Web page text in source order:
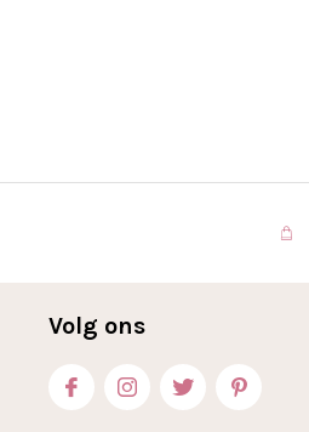
Volg ons